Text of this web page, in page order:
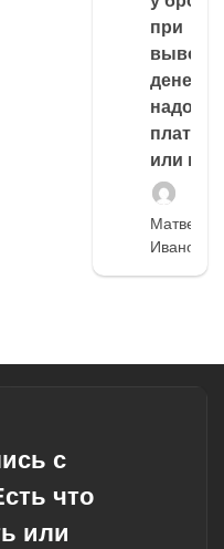
при
выводе
денег,
надо
платить
или
Матвей
Иванов
с
что
или